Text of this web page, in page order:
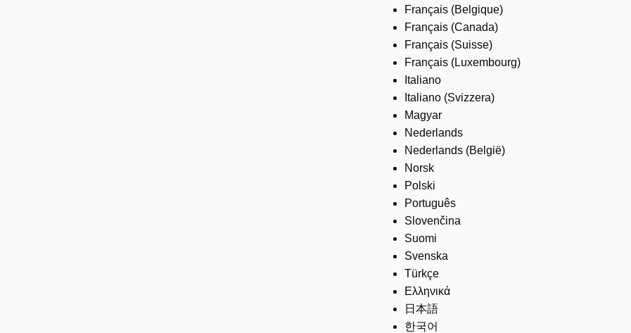
Français (Belgique)
Français (Canada)
Français (Suisse)
Français (Luxembourg)
Italiano
Italiano (Svizzera)
Magyar
Nederlands
Nederlands (België)
Norsk
Polski
Português
Slovenčina
Suomi
Svenska
Türkçe
Ελληνικά
日本語
한국어